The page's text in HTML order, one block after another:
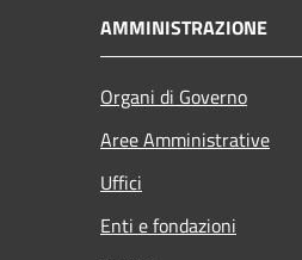
AMMINISTRAZIONE
Organi di Governo
Aree Amministrative
Uffici
Enti e fondazioni